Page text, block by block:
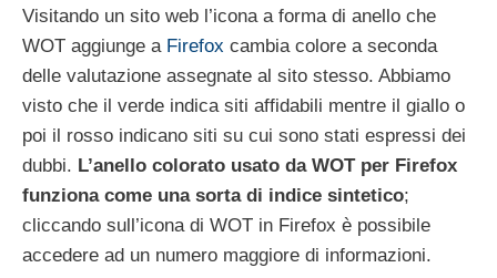
Visitando un sito web l’icona a forma di anello che
WOT aggiunge a Firefox cambia colore a seconda
delle valutazione assegnate al sito stesso. Abbiamo
visto che il verde indica siti affidabili mentre il giallo o
poi il rosso indicano siti su cui sono stati espressi dei
dubbi. L’anello colorato usato da WOT per Firefox
funziona come una sorta di indice sintetico;
cliccando sull’icona di WOT in Firefox è possibile
accedere ad un numero maggiore di informazioni.